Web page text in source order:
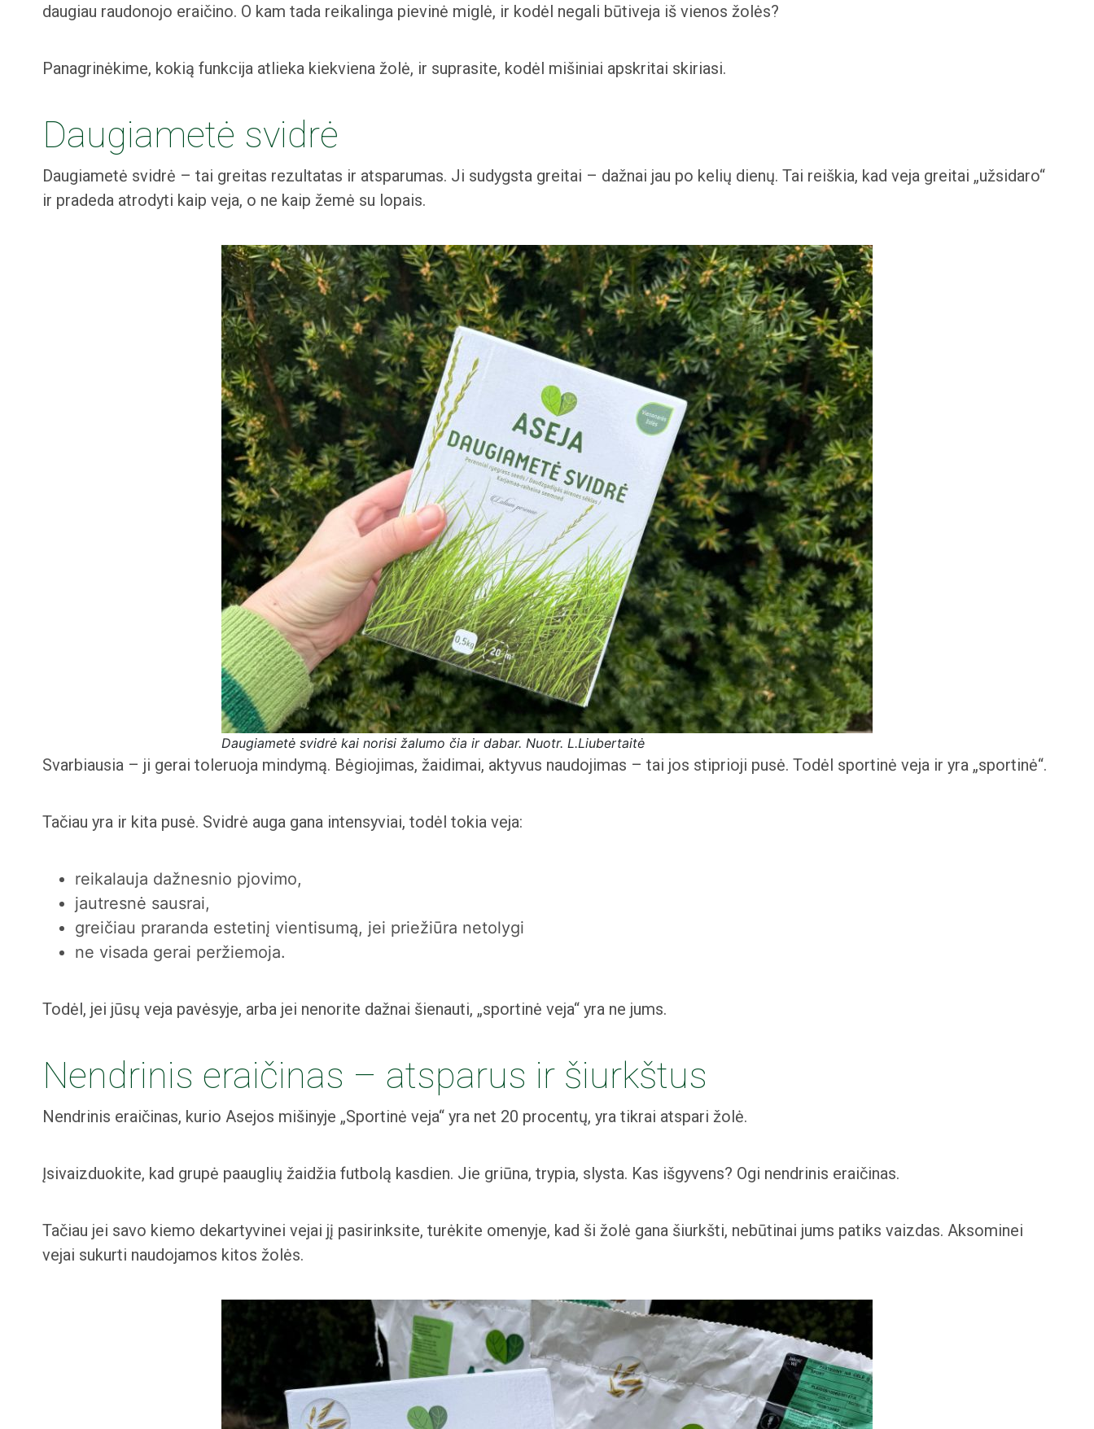
daugiau raudonojo eraičino. O kam tada reikalinga pievinė miglė, ir kodėl negali būtiveja iš vienos žolės?
Panagrinėkime, kokią funkcija atlieka kiekviena žolė, ir suprasite, kodėl mišiniai apskritai skiriasi.
Daugiametė svidrė
Daugiametė svidrė – tai greitas rezultatas ir atsparumas. Ji sudygsta greitai – dažnai jau po kelių dienų. Tai reiškia, kad veja greitai „užsidaro“
ir pradeda atrodyti kaip veja, o ne kaip žemė su lopais.
Daugiametė svidrė kai norisi žalumo čia ir dabar. Nuotr. L.Liubertaitė
Svarbiausia – ji gerai toleruoja mindymą. Bėgiojimas, žaidimai, aktyvus naudojimas – tai jos stiprioji pusė. Todėl sportinė veja ir yra „sportinė“.
Tačiau yra ir kita pusė. Svidrė auga gana intensyviai, todėl tokia veja:
reikalauja dažnesnio pjovimo,
jautresnė sausrai,
greičiau praranda estetinį vientisumą, jei priežiūra netolygi
ne visada gerai peržiemoja.
Todėl, jei jūsų veja pavėsyje, arba jei nenorite dažnai šienauti, „sportinė veja“ yra ne jums.
Nendrinis eraičinas – atsparus ir šiurkštus
Nendrinis eraičinas, kurio Asejos mišinyje „Sportinė veja“ yra net 20 procentų, yra tikrai atspari žolė.
Įsivaizduokite, kad grupė paauglių žaidžia futbolą kasdien. Jie griūna, trypia, slysta. Kas išgyvens? Ogi nendrinis eraičinas.
Tačiau jei savo kiemo dekartyvinei vejai jį pasirinksite, turėkite omenyje, kad ši žolė gana šiurkšti, nebūtinai jums patiks vaizdas. Aksominei
vejai sukurti naudojamos kitos žolės.